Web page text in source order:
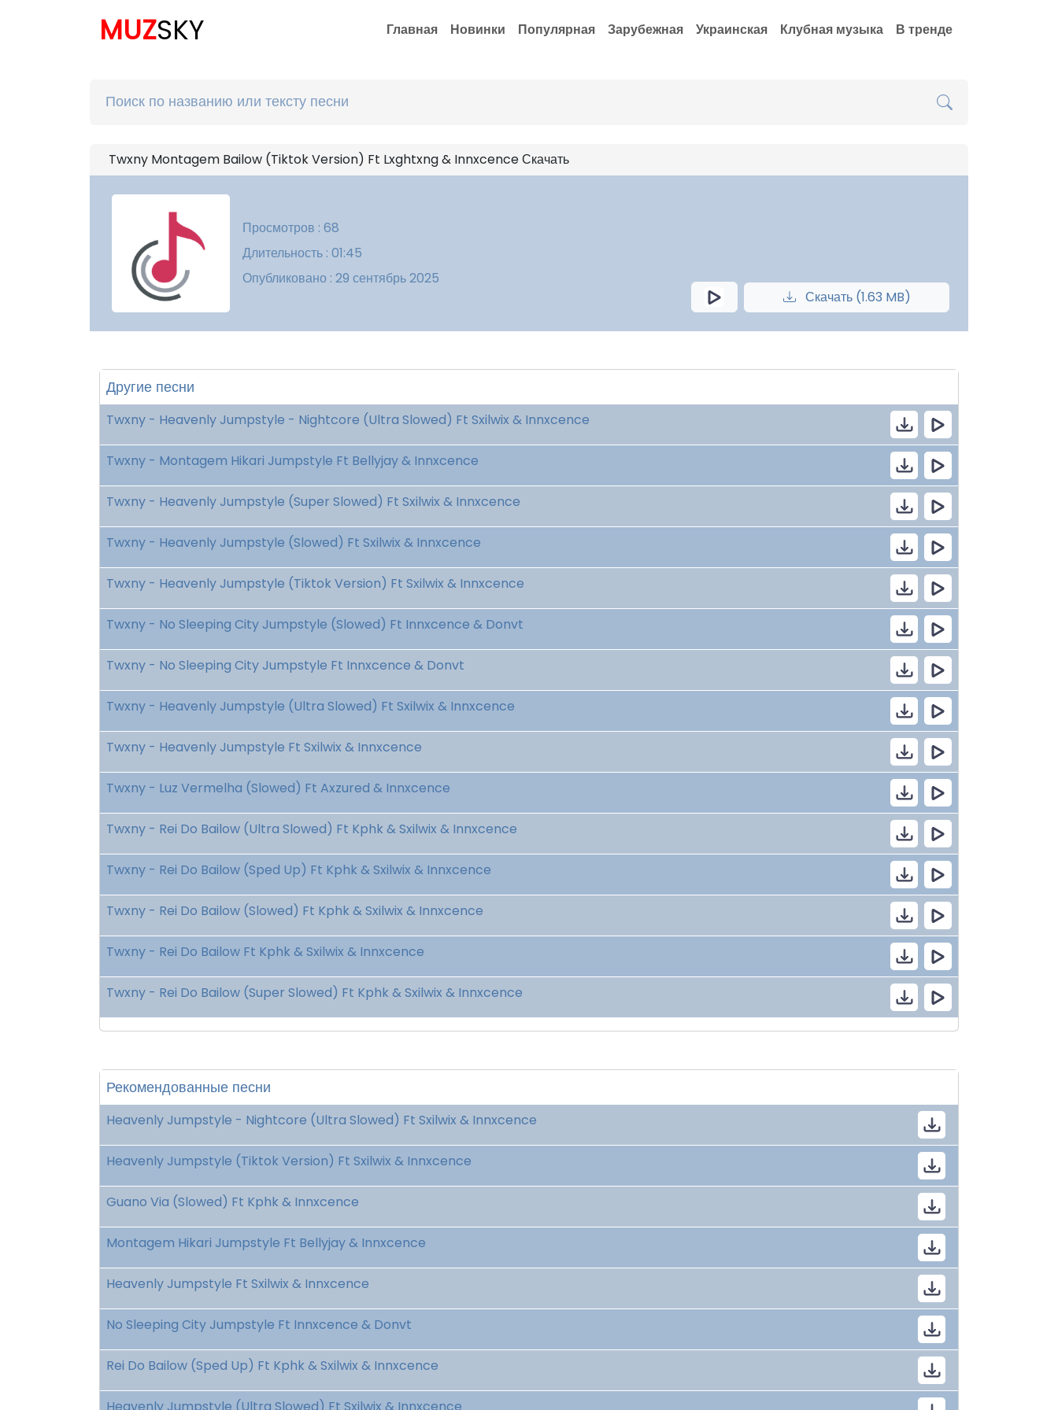
MUZSKY Главная Новинки Популярная Зарубежная Украинская Клубная музыка В тренде
Twxny Montagem Bailow (Tiktok Version) Ft Lxghtxng & Innxcence Скачать
Просмотров : 68
Длительность : 01:45
Опубликовано : 29 сентябрь 2025
Скачать (1.63 MB)
Другие песни
Twxny - Heavenly Jumpstyle - Nightcore (Ultra Slowed) Ft Sxilwix & Innxcence
Twxny - Montagem Hikari Jumpstyle Ft Bellyjay & Innxcence
Twxny - Heavenly Jumpstyle (Super Slowed) Ft Sxilwix & Innxcence
Twxny - Heavenly Jumpstyle (Slowed) Ft Sxilwix & Innxcence
Twxny - Heavenly Jumpstyle (Tiktok Version) Ft Sxilwix & Innxcence
Twxny - No Sleeping City Jumpstyle (Slowed) Ft Innxcence & Donvt
Twxny - No Sleeping City Jumpstyle Ft Innxcence & Donvt
Twxny - Heavenly Jumpstyle (Ultra Slowed) Ft Sxilwix & Innxcence
Twxny - Heavenly Jumpstyle Ft Sxilwix & Innxcence
Twxny - Luz Vermelha (Slowed) Ft Axzured & Innxcence
Twxny - Rei Do Bailow (Ultra Slowed) Ft Kphk & Sxilwix & Innxcence
Twxny - Rei Do Bailow (Sped Up) Ft Kphk & Sxilwix & Innxcence
Twxny - Rei Do Bailow (Slowed) Ft Kphk & Sxilwix & Innxcence
Twxny - Rei Do Bailow Ft Kphk & Sxilwix & Innxcence
Twxny - Rei Do Bailow (Super Slowed) Ft Kphk & Sxilwix & Innxcence
Рекомендованные песни
Heavenly Jumpstyle - Nightcore (Ultra Slowed) Ft Sxilwix & Innxcence
Heavenly Jumpstyle (Tiktok Version) Ft Sxilwix & Innxcence
Guano Via (Slowed) Ft Kphk & Innxcence
Montagem Hikari Jumpstyle Ft Bellyjay & Innxcence
Heavenly Jumpstyle Ft Sxilwix & Innxcence
No Sleeping City Jumpstyle Ft Innxcence & Donvt
Rei Do Bailow (Sped Up) Ft Kphk & Sxilwix & Innxcence